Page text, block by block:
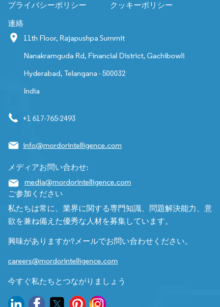
プライバシーポリシー クッキーポリシー
連絡
11th Floor, Rajapushpa Summit
Nanakramguda Rd, Financial District, Gachibowli
Hyderabad, Telangana - 500032
India
+1 617-765-2493
info@mordorintelligence.com
メディアお問い合わせ:
media@mordorintelligence.com
ご参加ください
私たちは常に、業界に関する専門知識、問題解決能力、意
欲を兼ね備えた優秀な人材を募集しています。
興味がありますか?メールでお問い合わせください。
careers@mordorintelligence.com
今すぐ私たちとつながりましょう